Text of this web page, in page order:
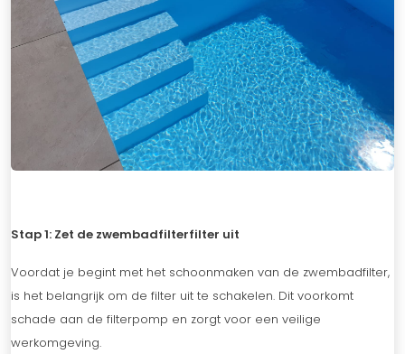
Stap 1: Zet de zwembadfilterfilter uit
Voordat je begint met het schoonmaken van de zwembadfilter,
is het belangrijk om de filter uit te schakelen. Dit voorkomt
schade aan de filterpomp en zorgt voor een veilige
werkomgeving.